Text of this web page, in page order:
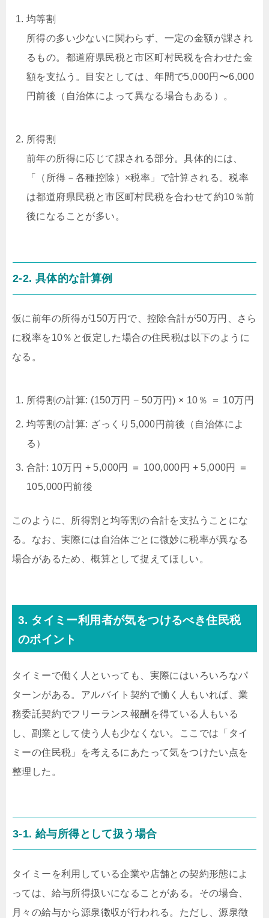
均等割
所得の多い少ないに関わらず、一定の金額が課され
るもの。都道府県民税と市区町村民税を合わせた金
額を支払う。目安としては、年間で5,000円〜6,000
円前後（自治体によって異なる場合もある）。
所得割
前年の所得に応じて課される部分。具体的には、
「（所得－各種控除）×税率」で計算される。税率
は都道府県民税と市区町村民税を合わせて約10％前
後になることが多い。
2-2. 具体的な計算例
仮に前年の所得が150万円で、控除合計が50万円、さら
に税率を10％と仮定した場合の住民税は以下のように
なる。
所得割の計算: (150万円 − 50万円) × 10％ ＝ 10万円
均等割の計算: ざっくり5,000円前後（自治体によ
る）
合計: 10万円 + 5,000円 ＝ 100,000円 + 5,000円 ＝
105,000円前後
このように、所得割と均等割の合計を支払うことにな
る。なお、実際には自治体ごとに微妙に税率が異なる
場合があるため、概算として捉えてほしい。
3. タイミー利用者が気をつけるべき住民税
のポイント
タイミーで働く人といっても、実際にはいろいろなパ
ターンがある。アルバイト契約で働く人もいれば、業
務委託契約でフリーランス報酬を得ている人もいる
し、副業として使う人も少なくない。ここでは「タイ
ミーの住民税」を考えるにあたって気をつけたい点を
整理した。
3-1. 給与所得として扱う場合
タイミーを利用している企業や店舗との契約形態によ
っては、給与所得扱いになることがある。その場合、
月々の給与から源泉徴収が行われる。ただし、源泉徴